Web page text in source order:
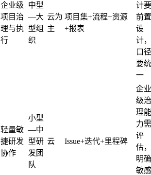
企业级
项目治
理与执
行
中型
—大
型组
织
云为
主
项目集+流程+资源
+报表
计要
前置
设
计，
口径
要统
一
轻量敏
捷研发
协作
小型
—中
型研
发团
队
云 Issue+迭代+里程碑
企业
级治
理能
力需
评
估，
明确
敏感